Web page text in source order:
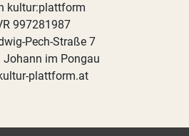
kultur:plattform
997281987
Pech-Straße 7
Johann im Pongau
plattform.at